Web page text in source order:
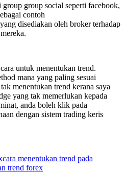
group social seperti facebook,
contoh
disediakan oleh broker terhadap
untuk menentukan trend.
mana yang paling sesuai
menentukan trend kerana saya
yang tak memerlukan kepada
anda boleh klik pada
dengan sistem trading keris
cara menentukan trend pada
trend forex